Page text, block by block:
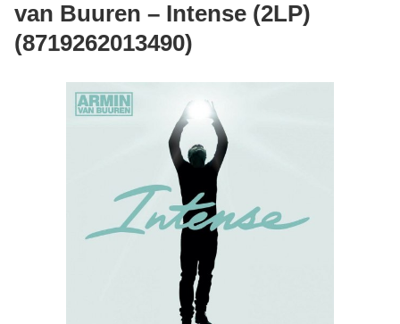
van Buuren – Intense (2LP)
(8719262013490)